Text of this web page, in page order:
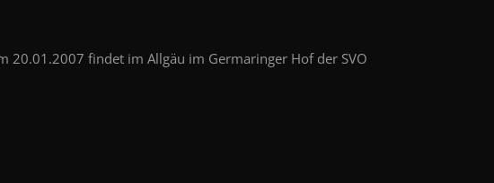
20.01.2007 findet im Allgäu im Germaringer Hof der SVO